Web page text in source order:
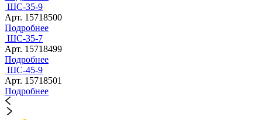
ШС-35-9
Арт. 15718500
Подробнее
ШС-35-7
Арт. 15718499
Подробнее
ШС-45-9
Арт. 15718501
Подробнее